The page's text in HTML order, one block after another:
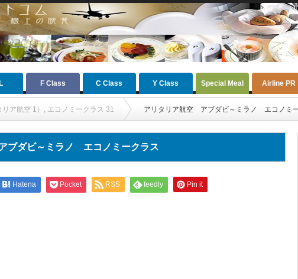
F Class C Class Y Class Special Meal Airline PR
ア航空 1） , エコノミークラス 31 アリタリア航空 アブダビ～ミラノ エコノミ
ブダビ～ミラノ エコノミークラス
Hatena Pocket RSS feedly Pin it